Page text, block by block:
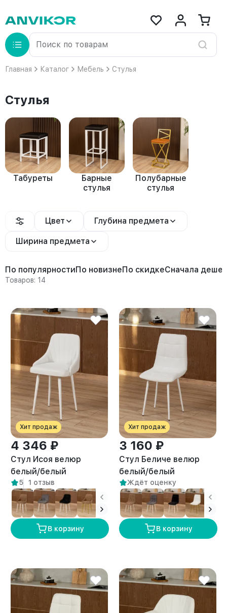
Главная Каталог Мебель Стулья
Стулья
Табуреты
Барные
стулья
Полубарные
стулья
Цвет Глубина предмета
Ширина предмета
По популярностиПо новизнеПо скидкеСначала
Товаров: 14
Хит продаж
4 346 ₽
Стул Исоя велюр
белый/белый
5 1 отзыв
В корзину
Хит продаж
3 160 ₽
Стул Беличе велюр
белый/белый
Ждёт оценку
В корзину